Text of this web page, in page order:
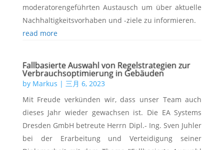
moderatorengeführten Austausch um über aktuelle
Nachhaltigkeitsvorhaben und -ziele zu informieren.
read more
Fallbasierte Auswahl von Regelstrategien zur
Verbrauchsoptimierung in Gebäuden
by Markus | 三月 6, 2023
Mit Freude verkünden wir, dass unser Team auch
dieses Jahr wieder gewachsen ist. Die EA Systems
Dresden GmbH betreute Herrn Dipl.- Ing. Sven Juhler
bei der Erarbeitung und Verteidigung seiner